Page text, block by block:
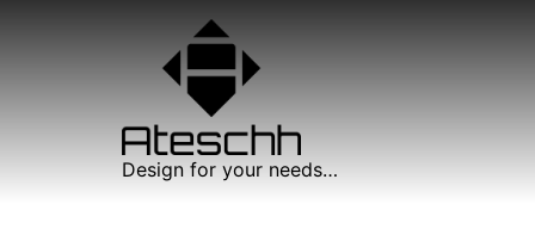
Design for your needs…